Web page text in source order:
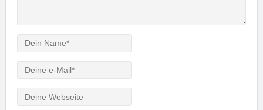
Verfasser
Mail
Webseite